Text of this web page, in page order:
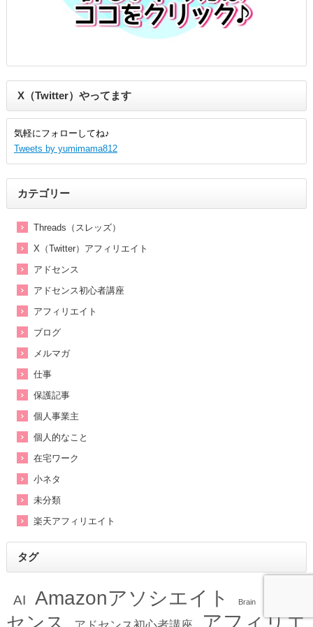
X（Twitter）やってます
気軽にフォローしてね♪
Tweets by yumimama812
カテゴリー
Threads（スレッズ）
X（Twitter）アフィリエイト
アドセンス
アドセンス初心者講座
アフィリエイト
ブログ
メルマガ
仕事
保護記事
個人事業主
個人的なこと
在宅ワーク
小ネタ
未分類
楽天アフィリエイト
タグ
AI Amazonアソシエイト Brain
センス
アフィリエ